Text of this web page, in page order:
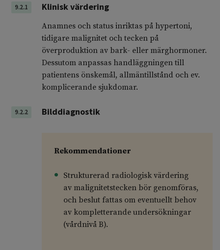
9.2.1 Klinisk värdering
Anamnes och status inriktas på hypertoni,
tidigare malignitet och tecken på
överproduktion av bark- eller märghormoner.
Dessutom anpassas handläggningen till
patientens önskemål, allmäntillstånd och ev.
komplicerande sjukdomar.
9.2.2 Bilddiagnostik
Rekommendationer
Strukturerad radiologisk värdering
av malignitetsteckenbör genomföras,
och beslut fattas om eventuellt behov
av kompletterande undersökningar
(vårdnivå B).